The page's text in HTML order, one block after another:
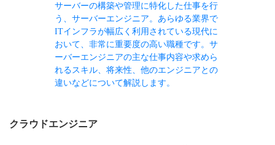
サーバーの構築や管理に特化した仕事を行
う、サーバーエンジニア。あらゆる業界で
ITインフラが幅広く利用されている現代に
おいて、非常に重要度の高い職種です。サ
ーバーエンジニアの主な仕事内容や求めら
れるスキル、将来性、他のエンジニアとの
違いなどについて解説します。
クラウドエンジニア